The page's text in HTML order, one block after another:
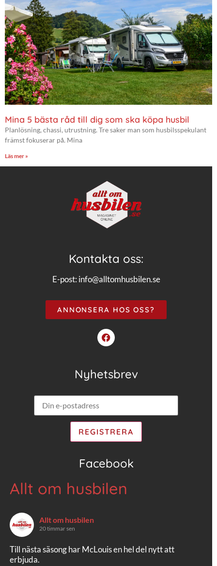
Mina 5 bästa råd till dig som ska köpa husbil
Planlösning, chassi, utrustning. Tre saker man som husbilsspekulant
främst fokuserar på. Mina
Läs mer »
Kontakta oss:
E-post: info@alltomhusbilen.se
ANNONSERA HOS OSS?
Nyhetsbrev
Facebook
Allt om husbilen
Allt om husbilen
20 timmar sen
Till nästa säsong har McLouis en hel del nytt att
erbjuda.